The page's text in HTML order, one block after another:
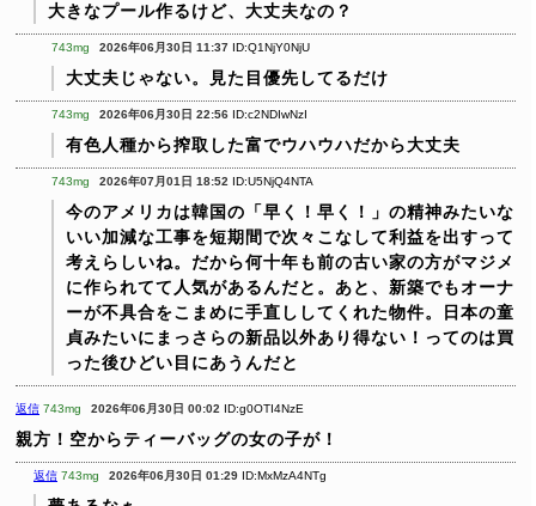
大きなプール作るけど、大丈夫なの？
743mg 2026年06月30日 11:37 ID:Q1NjY0NjU
大丈夫じゃない。見た目優先してるだけ
743mg 2026年06月30日 22:56 ID:c2NDIwNzI
有色人種から搾取した富でウハウハだから大丈夫
743mg 2026年07月01日 18:52 ID:U5NjQ4NTA
今のアメリカは韓国の「早く！早く！」の精神みたいな
いい加減な工事を短期間で次々こなして利益を出すって
考えらしいね。だから何十年も前の古い家の方がマジメ
に作られてて人気があるんだと。あと、新築でもオーナ
ーが不具合をこまめに手直ししてくれた物件。日本の童
貞みたいにまっさらの新品以外あり得ない！ってのは買
った後ひどい目にあうんだと
返信 743mg 2026年06月30日 00:02 ID:g0OTI4NzE
親方！空からティーバッグの女の子が！
返信 743mg 2026年06月30日 01:29 ID:MxMzA4NTg